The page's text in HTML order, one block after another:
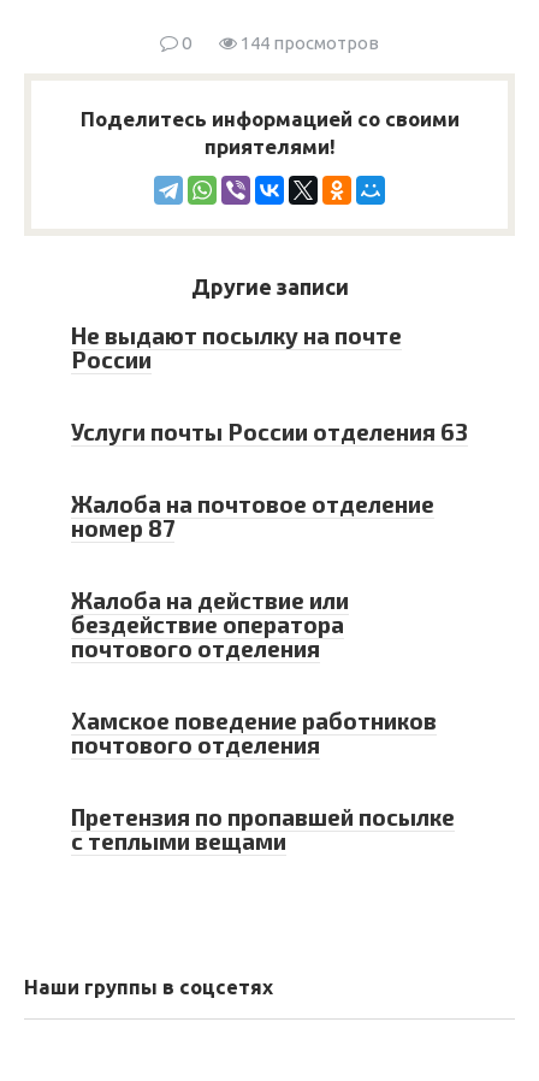
0 144 просмотров
Поделитесь информацией со своими
приятелями!
Другие записи
Не выдают посылку на почте
России
Услуги почты России отделения 63
Жалоба на почтовое отделение
номер 87
Жалоба на действие или
бездействие оператора
почтового отделения
Хамское поведение работников
почтового отделения
Претензия по пропавшей посылке
с теплыми вещами
Наши группы в соцсетях